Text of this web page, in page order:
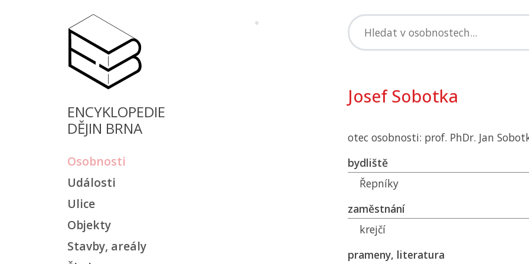
ENCYKLOPEDIE
DĚJIN BRNA
Osobnosti
Události
Ulice
Objekty
Stavby, areály
Josef Sobotka
otec osobnosti: prof. PhDr. Jan
bydliště
Řepníky
zaměstnání
krejčí
prameny, literatura